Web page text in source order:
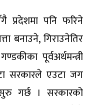
प्रदेशमा पनि फरिने
बनाउने, गिराउनेतिर
पूर्वअर्थमन्त्री
सरकारले एउटा जग
गर्छ । सरकारको